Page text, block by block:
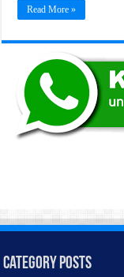
Read More »
Category Posts